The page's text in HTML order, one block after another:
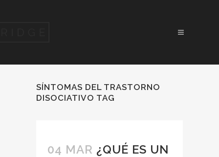
SÍNTOMAS DEL TRASTORNO
DISOCIATIVO TAG
04 MAR ¿QUÉ ES UN